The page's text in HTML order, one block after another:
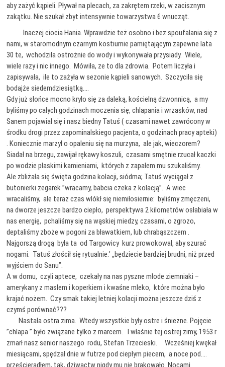
aby zażyć kąpieli. Pływał na plecach, za zakrętem rzeki, w zacisznym
zakątku. Nie szukał zbyt intensywnie towarzystwa 6 wnucząt.
Inaczej ciocia Hania. Wprawdzie też osobno i bez spoufalania się z
nami, w staromodnym czarnym kostiumie pamiętającym zapewne lata
30 te, wchodziła ostrożnie do wody i wykonywała przysiady. Wiele,
wiele razy i nic innego. Mówiła, ze to dla zdrowia. Potem liczyła i
zapisywała, ile to zażyła w sezonie kąpieli sanowych. Szczyciła się
bodajże siedemdziesiątką….
Gdy już słońce mocno kryło się za daleką, kościelną dzwonnicą, a my
byliśmy po całych godzinach moczenia się, chlapania i wrzasków, nad
Sanem pojawiał się i nasz biedny Tatuś ( czasami nawet zawrócony w
środku drogi przez zapominalskiego pacjenta, o godzinach pracy apteki)
. Koniecznie marzył o opaleniu się na murzyna, ale jak, wieczorem?
Siadał na brzegu, zawijał rękawy koszuli, czasami smętnie rzucał kaczki
po wodzie płaskimi kamieniami, których z zapałem mu szukaliśmy.
Ale zbliżała się święta godzina kolacji, siódma; Tatuś wyciągał z
butonierki zegarek ”wracamy, babcia czeka z kolacją”. A wiec
wracaliśmy, ale teraz czas wlókł się niemiłosiernie: byliśmy zmęczeni,
na dworze jeszcze bardzo ciepło, perspektywa 2 kilometrów osłabiała w
nas energię, pchaliśmy się na wąskiej miedzy, czasami, o zgrozo,
deptaliśmy zboże w pogoni za bławatkiem, lub chrabąszczem .
Najgorszą drogą była ta od Targowicy kurz prowokował, aby szurać
nogami. Tatuś złościł się rytualnie:’ „będziecie bardziej brudni, niż przed
wyjściem do Sanu”.
A w domu, czyli aptece, czekały na nas pyszne młode ziemniaki –
amerykany z masłem i koperkiem i kwaśne mleko, które można było
krajać nożem. Czy smak takiej letniej kolacji można jeszcze dziś z
czymś porównać???
Nastała ostra zima. Wtedy wszystkie były ostre i śnieżne. Pojęcie
”chlapa ” było związane tylko z marcem. I właśnie tej ostrej zimy, 1953 r
zmarł nasz senior naszego rodu, Stefan Trzecieski. Wcześniej kwękał
miesiącami, spędzał dnie w futrze pod ciepłym piecem, a noce pod….
prześcieradłem, tak, dziwactw nigdy mu nie brakowało. Nocami